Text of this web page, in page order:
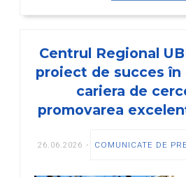
Centrul Regional
proiect de succes
cariera de
promovarea
26.06.2026 COMUNICATE DE